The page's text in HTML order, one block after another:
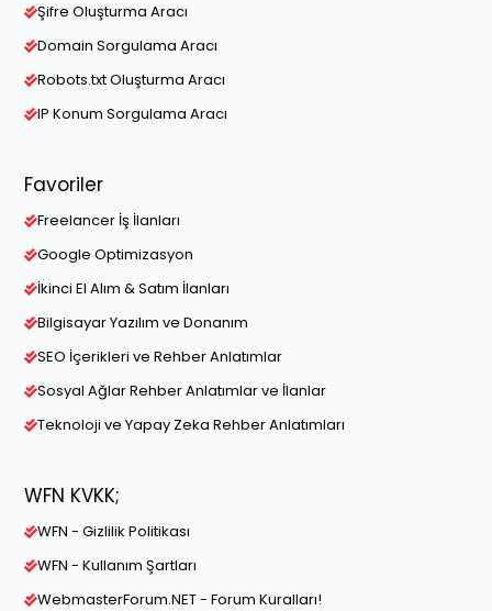
Şifre Oluşturma Aracı
Domain Sorgulama Aracı
Robots.txt Oluşturma Aracı
IP Konum Sorgulama Aracı
Favoriler
Freelancer İş İlanları
Google Optimizasyon
İkinci El Alım & Satım İlanları
Bilgisayar Yazılım ve Donanım
SEO İçerikleri ve Rehber Anlatımlar
Sosyal Ağlar Rehber Anlatımlar ve İlanlar
Teknoloji ve Yapay Zeka Rehber Anlatımları
WFN KVKK;
WFN - Gizlilik Politikası
WFN - Kullanım Şartları
WebmasterForum.NET - Forum Kuralları!